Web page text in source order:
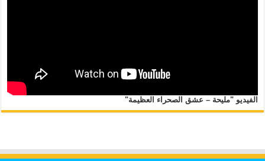
الفيديو "مليحة – عشق الصحراء العظيمة"